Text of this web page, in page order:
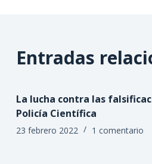
Entradas
La lucha contra las
Policía Científica
23 febrero 2022 1 comentario